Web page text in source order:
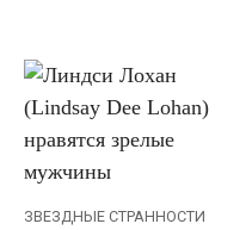
ЗВЕЗДНЫЕ СТРАННОСТИ